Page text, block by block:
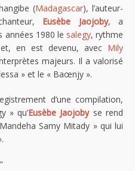
(Madagascar), l’auteur-
Eusèbe Jaojoby, a
années 1980 le salegy, rythme
en est devenu, avec Mily
majeurs. Il a valorisé
» et le « Baœnjy ».
d’une compilation,
» qu’Eusèbe Jaojobyse rend
Samy Mitady » qui lui
"